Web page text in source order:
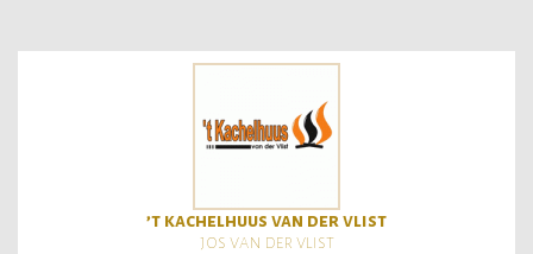
’t kachelhuus van der vlist
jos van der vlist